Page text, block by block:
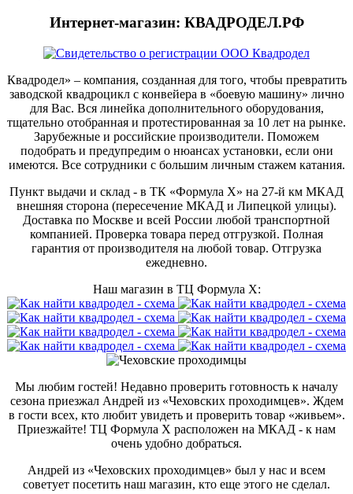
Интернет-магазин: КВАДРОДЕЛ.РФ
Квадродел» – компания, созданная для того, чтобы превратить
заводской квадроцикл с конвейера в «боевую машину» лично
для Вас. Вся линейка дополнительного оборудования,
тщательно отобранная и протестированная за 10 лет на рынке.
Зарубежные и российские производители. Поможем
подобрать и предупредим о нюансах установки, если они
имеются. Все сотрудники с большим личным стажем катания.
Пункт выдачи и склад - в ТК «Формула X» на 27-й км МКАД
внешняя сторона (пересечение МКАД и Липецкой улицы).
Доставка по Москве и всей России любой транспортной
компанией. Проверка товара перед отгрузкой. Полная
гарантия от производителя на любой товар. Отгрузка
ежедневно.
Наш магазин в ТЦ Формула Х:
Мы любим гостей! Недавно проверить готовность к началу
сезона приезжал Андрей из «Чеховских проходимцев». Ждем
в гости всех, кто любит увидеть и проверить товар «живьем».
Приезжайте! ТЦ Формула Х расположен на МКАД - к нам
очень удобно добраться.
Андрей из «Чеховских проходимцев» был у нас и всем
советует посетить наш магазин, кто еще этого не сделал.